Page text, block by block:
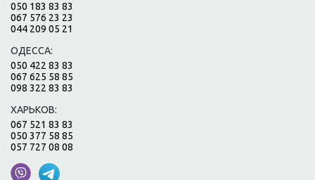
050 183 83 83
067 576 23 23
044 209 05 21
ОДЕССА:
050 422 83 83
067 625 58 85
098 322 83 83
ХАРЬКОВ:
067 521 83 83
050 377 58 85
057 727 08 08